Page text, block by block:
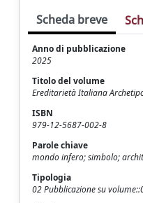
Scheda breve
Anno di pubblicazione
2025
Titolo del volume
Ereditarietà Italiana
ISBN
979-12-5687-002-8
Parole chiave
mondo infero; simbolo;
Tipologia
02 Pubblicazione su